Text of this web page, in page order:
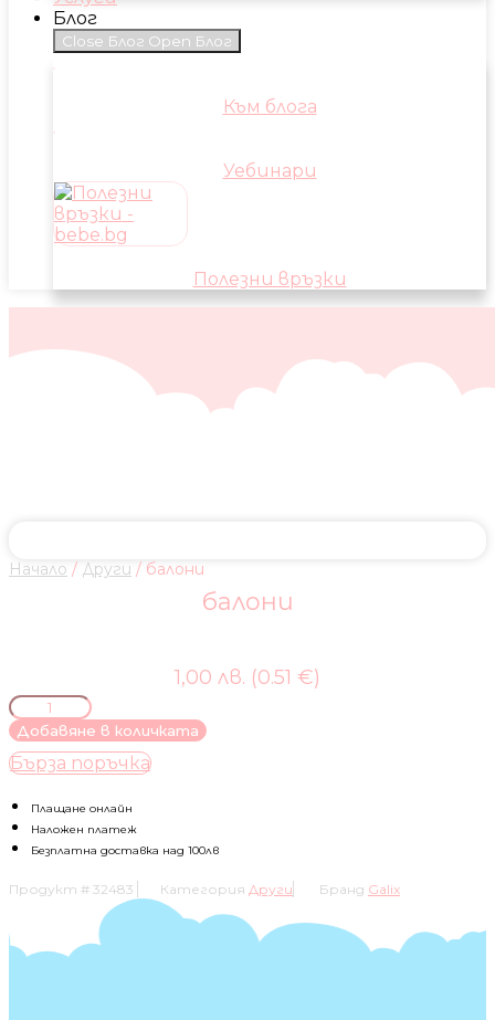
Блог
Close Блог Open Блог
Към блога
Уебинари
Полезни връзки
Начало / Други / балони
балони
1,00 лв. (0.51 €)
количество
за
балони
Добавяне в количката
Бърза поръчка
Плащане онлайн
Наложен платеж
Безплатна доставка над 100лв
Продукт # 32483 Категория Други Бранд Galix